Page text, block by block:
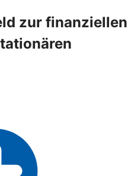
zur finanziellen